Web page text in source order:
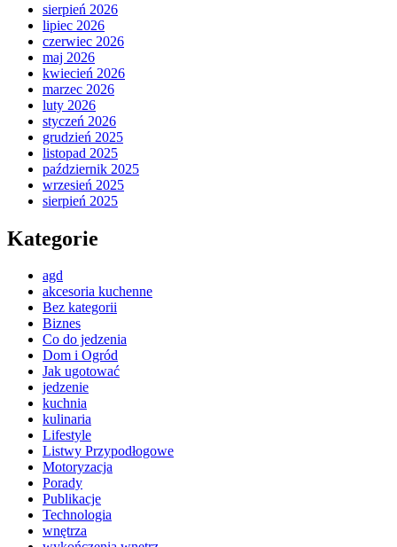
sierpień 2026
lipiec 2026
czerwiec 2026
maj 2026
kwiecień 2026
marzec 2026
luty 2026
styczeń 2026
grudzień 2025
listopad 2025
październik 2025
wrzesień 2025
sierpień 2025
Kategorie
agd
akcesoria kuchenne
Bez kategorii
Biznes
Co do jedzenia
Dom i Ogród
Jak ugotować
jedzenie
kuchnia
kulinaria
Lifestyle
Listwy Przypodłogowe
Motoryzacja
Porady
Publikacje
Technologia
wnętrza